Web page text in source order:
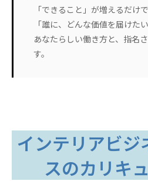
「できること」が増えるだけで
「誰に、どんな価値を届けた
あなたらしい働き方と、指名
す。
インテリアビジ
スのカリキ